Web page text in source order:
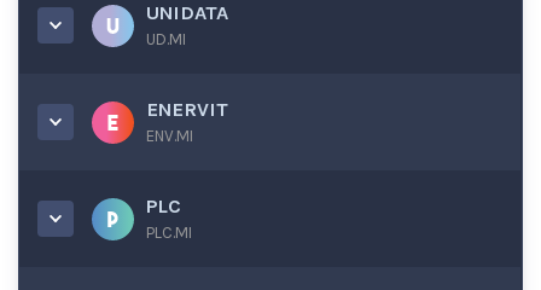
UNIDATA
UD.MI
ENERVIT
ENV.MI
PLC
PLC.MI